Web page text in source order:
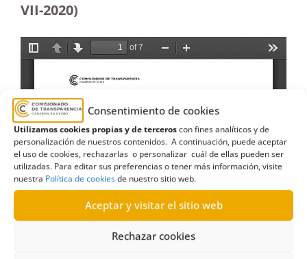
Consentimiento de cookies
Utilizamos cookies propias y de terceroscon fines analíticos y de
personalización de nuestros contenidos. A continuación, puede aceptar
el uso de cookies, rechazarlas o personalizar cuál de ellas pueden ser
utilizadas. Para editar sus preferencias o tener más información, visite
nuestra Política de cookiesde nuestro sitio web.
Aceptar y visitar el sitio web
Rechazar cookies
VII-2020)